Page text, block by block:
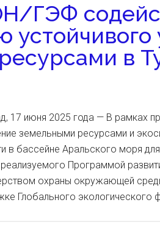
ГЭФ
в
17 июня 2025 года — В рамках
земельными ресурсами и
в бассейне Аральского моря
реализуемого Программой
охраны окружающей
Глобального экологического